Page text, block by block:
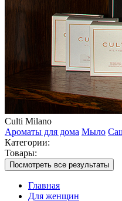
Culti Milano
Ароматы для дома Мыло
Категории:
Товары:
Посмотреть все результаты
Главная
Для женщин